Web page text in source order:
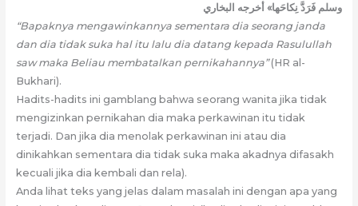
وسلم فَرَدَّ نِكاحَها» أخرجه البخاري
“Bapaknya mengawinkannya sementara dia seorang janda
dan dia tidak suka hal itu lalu dia datang kepada Rasulullah
saw maka Beliau membatalkan pernikahannya”(HR al-
Bukhari).
Hadits-hadits ini gamblang bahwa seorang wanita jika tidak
mengizinkan pernikahan dia maka perkawinan itu tidak
terjadi. Dan jika dia menolak perkawinan ini atau dia
dinikahkan sementara dia tidak suka maka akadnya difasakh
kecuali jika dia kembali dan rela).
Anda lihat teks yang jelas dalam masalah ini dengan apa yang